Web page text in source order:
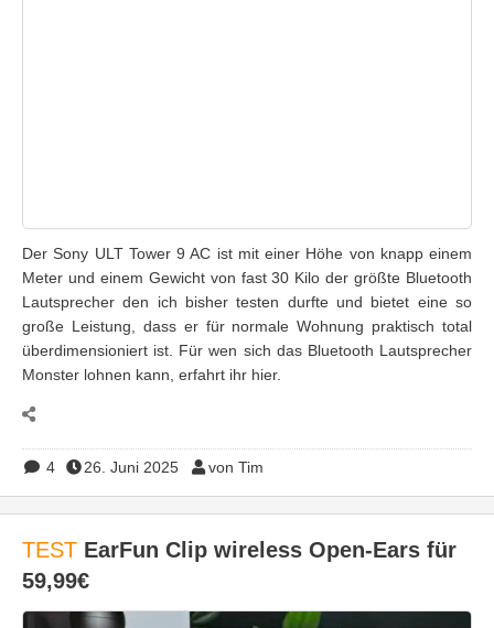
Der Sony ULT Tower 9 AC ist mit einer Höhe von knapp einem
Meter und einem Gewicht von fast 30 Kilo der größte Bluetooth
Lautsprecher den ich bisher testen durfte und bietet eine so
große Leistung, dass er für normale Wohnung praktisch total
überdimensioniert ist. Für wen sich das Bluetooth Lautsprecher
Monster lohnen kann, erfahrt ihr hier.
4 26. Juni 2025 von Tim
TEST EarFun Clip wireless Open-Ears für
59,99€